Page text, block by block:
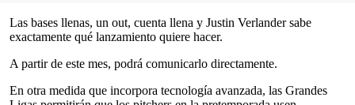
Las bases llenas, un out, cuenta llena y Justin Verlander sabe
exactamente qué lanzamiento quiere hacer.
A partir de este mes, podrá comunicarlo directamente.
En otra medida que incorpora tecnología avanzada, las Grandes